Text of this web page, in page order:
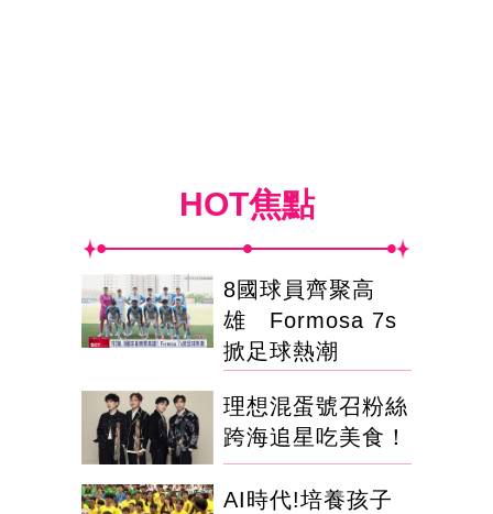
HOT焦點
8國球員齊聚高
雄 Formosa 7s
掀足球熱潮
理想混蛋號召粉絲
跨海追星吃美食！
AI時代!培養孩子